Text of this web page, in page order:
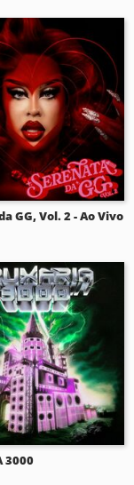
GG, Vol. 2 - Ao Vivo
3000